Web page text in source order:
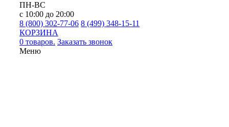
ПН-ВС
с 10:00 до 20:00
8 (800) 302-77-06 8 (499) 348-15-11
КОРЗИНА
0 товаров. Заказать звонок
Меню